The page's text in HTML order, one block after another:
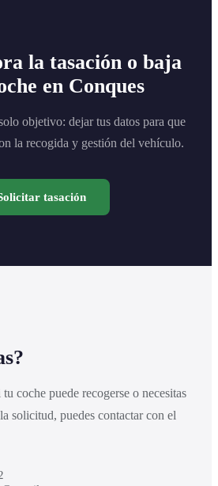
la tasación o baja
en Conques
objetivo: dejar tus datos para que
la recogida y gestión del vehículo.
tasación
coche puede recogerse o necesitas
solicitud, puedes contactar con el